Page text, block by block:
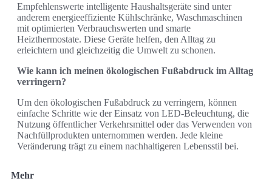
Empfehlenswerte intelligente Haushaltsgeräte sind unter
anderem energieeffiziente Kühlschränke, Waschmaschinen
mit optimierten Verbrauchswerten und smarte
Heizthermostate. Diese Geräte helfen, den Alltag zu
erleichtern und gleichzeitig die Umwelt zu schonen.
Wie kann ich meinen ökologischen Fußabdruck im Alltag
verringern?
Um den ökologischen Fußabdruck zu verringern, können
einfache Schritte wie der Einsatz von LED-Beleuchtung, die
Nutzung öffentlicher Verkehrsmittel oder das Verwenden von
Nachfüllprodukten unternommen werden. Jede kleine
Veränderung trägt zu einem nachhaltigeren Lebensstil bei.
Mehr